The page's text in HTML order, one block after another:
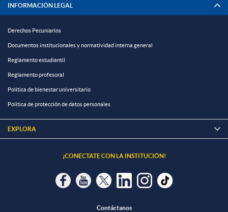
INFORMACIÓN LEGAL
Derechos Pecuniarios
Documentos institucionales y normatividad interna general
Reglamento estudiantil
Reglamento profesoral
Política de bienestar universitario
Política de protección de datos personales
EXPLORA 
¡CONÉCTATE CON LA INSTITUCIÓN!
Contáctanos